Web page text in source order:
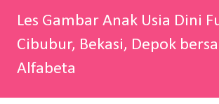
Les Gambar Anak Usia Dini
Cibubur, Bekasi, Depok
Alfabeta